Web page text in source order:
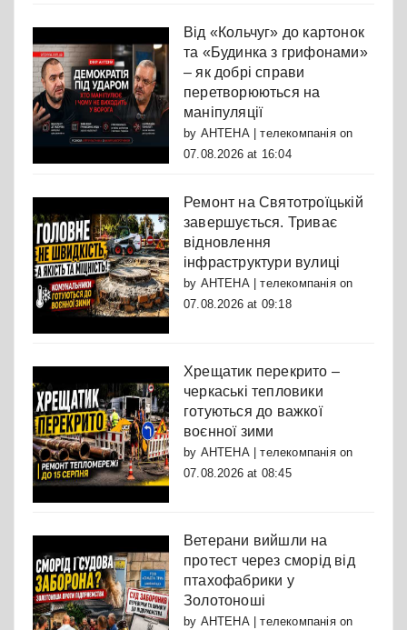
Від «Кольчуг» до картонок
та «Будинка з грифонами»
– як добрі справи
перетворюються на
маніпуляції
by АНТЕНА | телекомпаніяon
07.08.2026 at 16:04
Ремонт на Святотроїцькій
завершується. Триває
відновлення
інфраструктури вулиці
by АНТЕНА | телекомпаніяon
07.08.2026 at 09:18
Хрещатик перекрито –
черкаські тепловики
готуються до важкої
воєнної зими
by АНТЕНА | телекомпаніяon
07.08.2026 at 08:45
Ветерани вийшли на
протест через сморід від
птахофабрики у
Золотоноші
by АНТЕНА | телекомпаніяon